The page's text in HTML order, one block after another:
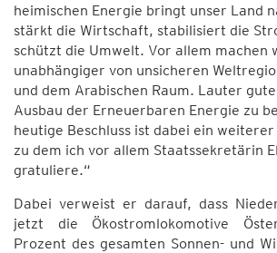
heimischen Energie bringt unser Land
stärkt die Wirtschaft, stabilisiert die
schützt die Umwelt. Vor allem machen
unabhängiger von unsicheren
und dem Arabischen Raum. Lauter
Ausbau der Erneuerbaren Energie zu
heutige Beschluss ist dabei ein
zu dem ich vor allem Staatssekretärin
gratuliere.“
Dabei verweist er darauf, dass
jetzt die Ökostromlokomotive
Prozent des gesamten Sonnen- und